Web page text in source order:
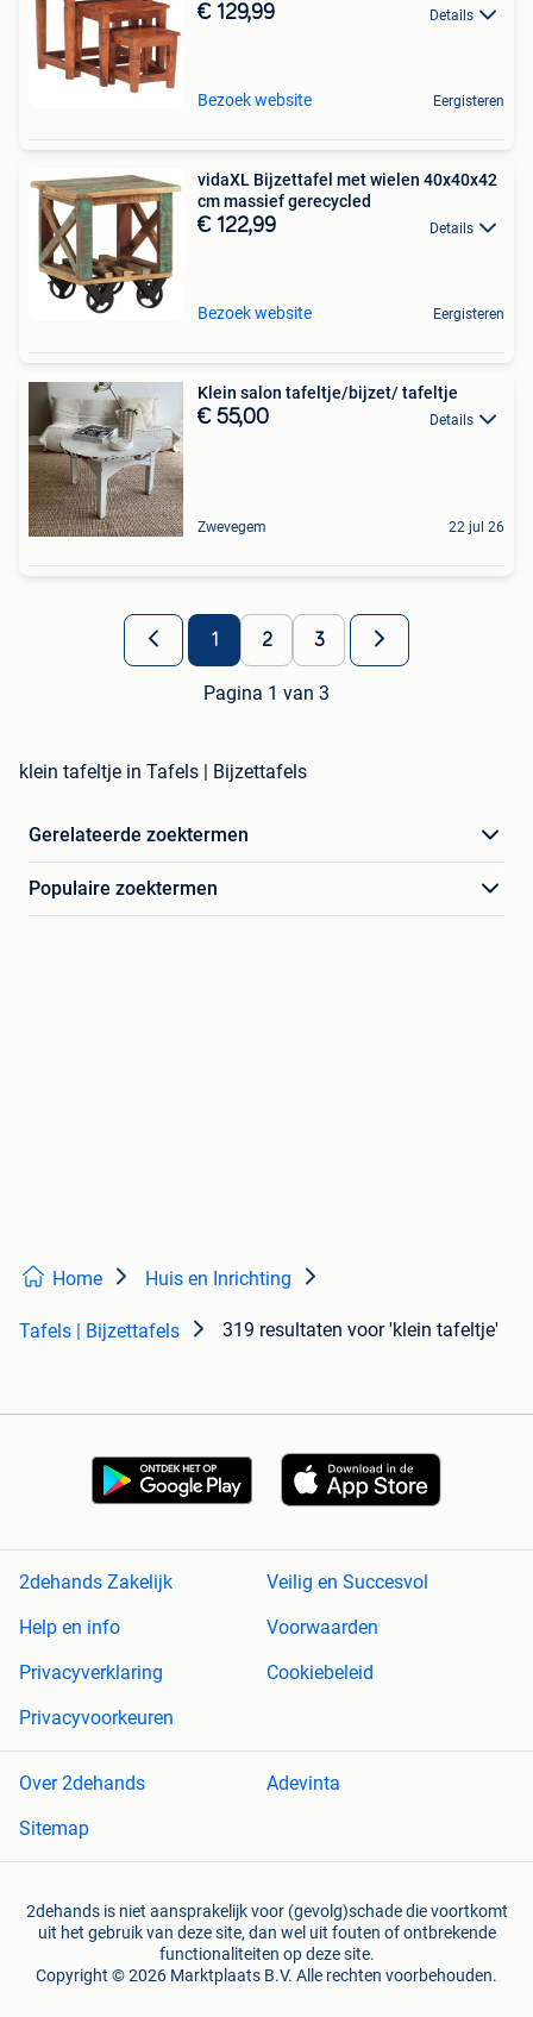
€ 129,99 Details
Bezoek website Eergisteren
vidaXL Bijzettafel met wielen 40x40x42
cm massief gerecycled
€ 122,99 Details
Bezoek website Eergisteren
Klein salon tafeltje/bijzet/ tafeltje
€ 55,00 Details
Zwevegem 22 jul 26
1 2 3
Pagina 1 van 3
klein tafeltje in Tafels | Bijzettafels
Gerelateerde zoektermen
Populaire zoektermen
Home Huis en Inrichting
Tafels | Bijzettafels 319 resultaten voor 'klein tafeltje'
2dehands Zakelijk
Veilig en Succesvol
Help en info
Voorwaarden
Privacyverklaring
Cookiebeleid
Privacyvoorkeuren
Over 2dehands
Adevinta
Sitemap
2dehands is niet aansprakelijk voor (gevolg)schade die voortkomt
uit het gebruik van deze site, dan wel uit fouten of ontbrekende
functionaliteiten op deze site.
Copyright © 2026 Marktplaats B.V. Alle rechten voorbehouden.